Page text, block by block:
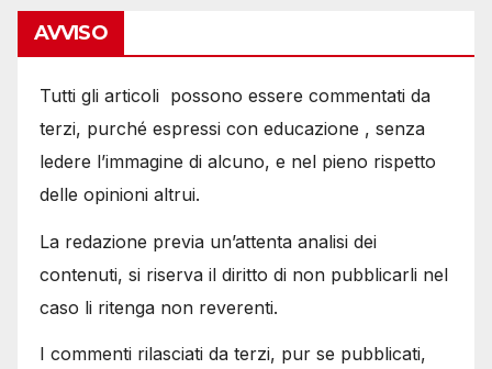
AVVISO
Tutti gli articoli possono essere commentati da
terzi, purché espressi con educazione , senza
ledere l’immagine di alcuno, e nel pieno rispetto
delle opinioni altrui.
La redazione previa un’attenta analisi dei
contenuti, si riserva il diritto di non pubblicarli nel
caso li ritenga non reverenti.
I commenti rilasciati da terzi, pur se pubblicati,